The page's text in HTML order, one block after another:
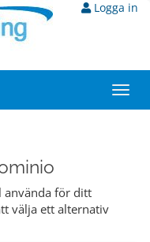
Logga in
använda för ditt
välja ett alternativ